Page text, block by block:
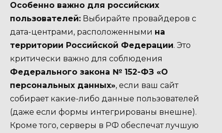
Особенно важно для российских
пользователей: Выбирайте провайдеров с
дата-центрами, расположенными на
территории Российской Федерации. Это
критически важно для соблюдения
Федерального закона № 152-ФЗ «О
персональных данных», если ваш сайт
собирает какие-либо данные пользователей
(даже если формы интегрированы внешне).
Кроме того, серверы в РФ обеспечат лучшую